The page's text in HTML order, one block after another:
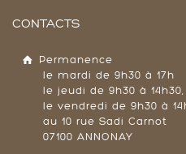
CONTACTS
Permanence
le mardi de 9h30 à 17h
le jeudi de 9h30 à 14h30,
le vendredi de 9h30 à
au 10 rue Sadi Carnot
07100 ANNONAY